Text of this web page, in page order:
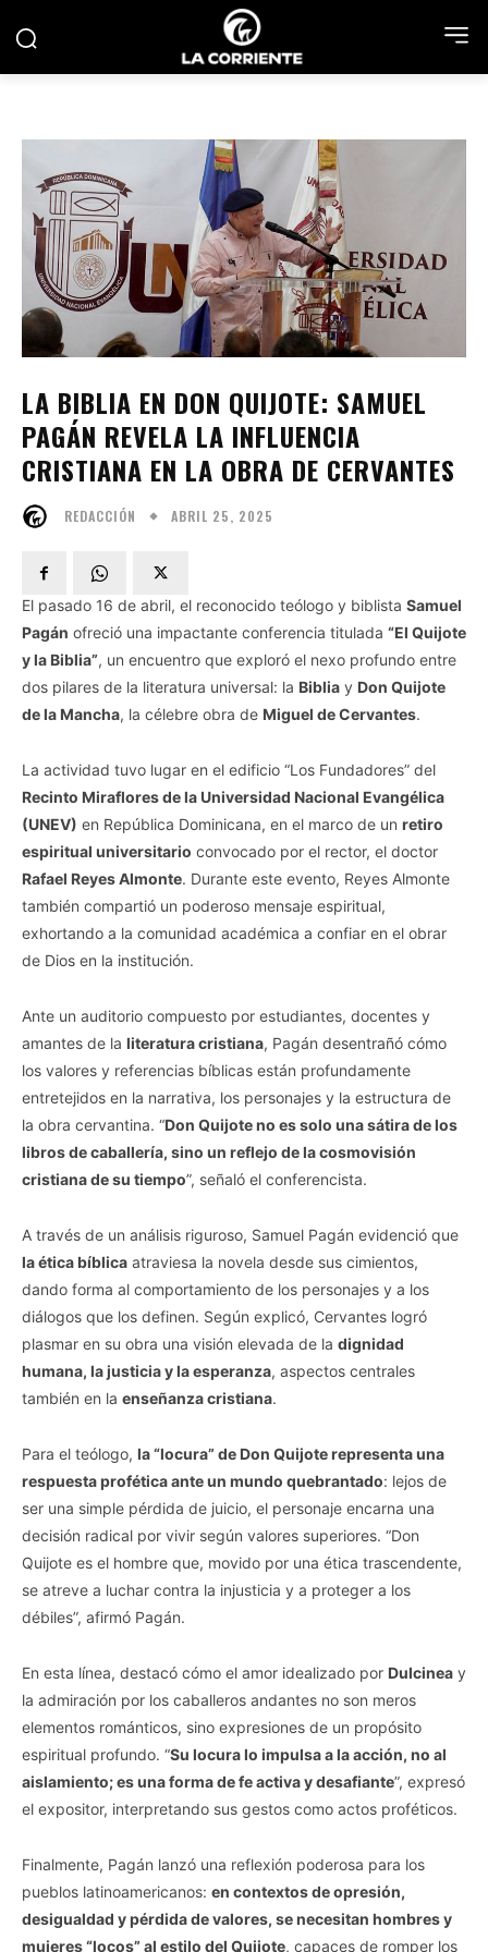
LA BIBLIA EN DON QUIJOTE: SAMUEL
PAGÁN REVELA LA INFLUENCIA
CRISTIANA EN LA OBRA DE CERVANTES
REDACCIÓN ABRIL 25, 2025
El pasado 16 de abril, el reconocido teólogo y biblista Samuel
Pagán ofreció una impactante conferencia titulada “El Quijote
y la Biblia”, un encuentro que exploró el nexo profundo entre
dos pilares de la literatura universal: la Biblia y Don Quijote
de la Mancha, la célebre obra de Miguel de Cervantes.
La actividad tuvo lugar en el edificio “Los Fundadores” del
Recinto Miraflores de la Universidad Nacional Evangélica
(UNEV) en República Dominicana, en el marco de un retiro
espiritual universitario convocado por el rector, el doctor
Rafael Reyes Almonte. Durante este evento, Reyes Almonte
también compartió un poderoso mensaje espiritual,
exhortando a la comunidad académica a confiar en el obrar
de Dios en la institución.
Ante un auditorio compuesto por estudiantes, docentes y
amantes de la literatura cristiana, Pagán desentrañó cómo
los valores y referencias bíblicas están profundamente
entretejidos en la narrativa, los personajes y la estructura de
la obra cervantina. “Don Quijote no es solo una sátira de los
libros de caballería, sino un reflejo de la cosmovisión
cristiana de su tiempo”, señaló el conferencista.
A través de un análisis riguroso, Samuel Pagán evidenció que
la ética bíblica atraviesa la novela desde sus cimientos,
dando forma al comportamiento de los personajes y a los
diálogos que los definen. Según explicó, Cervantes logró
plasmar en su obra una visión elevada de la dignidad
humana, la justicia y la esperanza, aspectos centrales
también en la enseñanza cristiana.
Para el teólogo, la “locura” de Don Quijote representa una
respuesta profética ante un mundo quebrantado: lejos de
ser una simple pérdida de juicio, el personaje encarna una
decisión radical por vivir según valores superiores. “Don
Quijote es el hombre que, movido por una ética trascendente,
se atreve a luchar contra la injusticia y a proteger a los
débiles”, afirmó Pagán.
En esta línea, destacó cómo el amor idealizado por Dulcinea y
la admiración por los caballeros andantes no son meros
elementos románticos, sino expresiones de un propósito
espiritual profundo. “Su locura lo impulsa a la acción, no al
aislamiento; es una forma de fe activa y desafiante”, expresó
el expositor, interpretando sus gestos como actos proféticos.
Finalmente, Pagán lanzó una reflexión poderosa para los
pueblos latinoamericanos: en contextos de opresión,
desigualdad y pérdida de valores, se necesitan hombres y
mujeres “locos” al estilo del Quijote, capaces de romper los